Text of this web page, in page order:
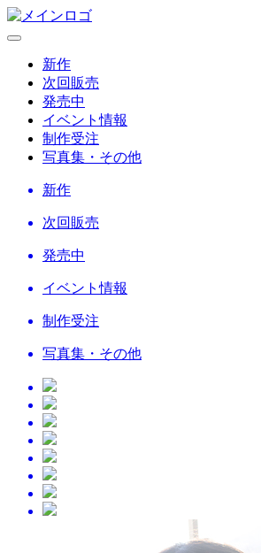
新作
次回販売
発売中
イベント情報
制作受注
写真集・その他
新作
次回販売
発売中
イベント情報
制作受注
写真集・その他